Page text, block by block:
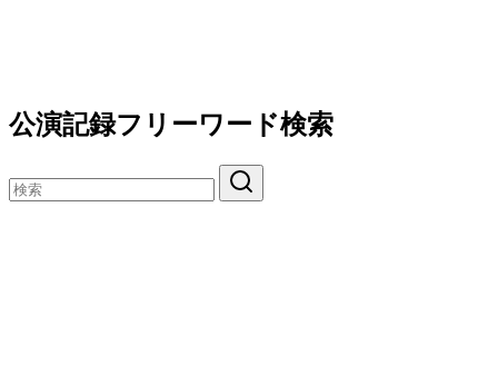
公演記録フリーワード検索